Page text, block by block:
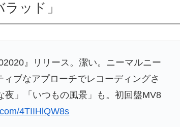
ッド」
』リリース。潔い。ニーマルニー
ブなアプローチでレコーディングさ
」「いつもの風景」も。初回盤MV8
4TIIHlQW8s